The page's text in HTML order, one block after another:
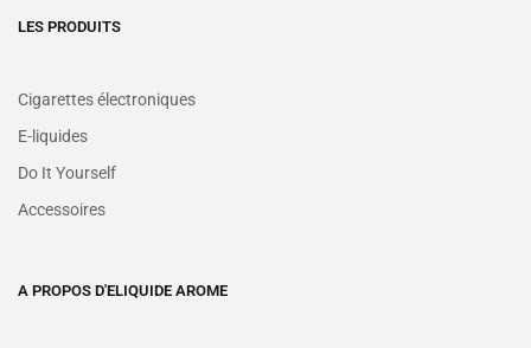
LES PRODUITS
Cigarettes électroniques
E-liquides
Do It Yourself
Accessoires
A PROPOS D'ELIQUIDE AROME